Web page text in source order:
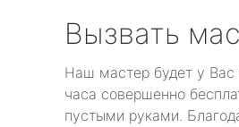
Вызвать
Наш мастер будет у Вас
часа совершенно
пустыми руками.